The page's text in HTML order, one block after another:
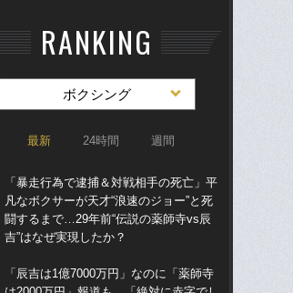
RANKING
ボクシング
最新 24時間 週間
「暴走行為で逮捕＆対戦相手の死亡」平
凡なボクサーが天才“浪速のジョー”と死
闘するまで…29年前“伝説の薬師寺vs辰
吉”はなぜ実現したか？
「辰吉は1億7000万円」なのに「薬師寺